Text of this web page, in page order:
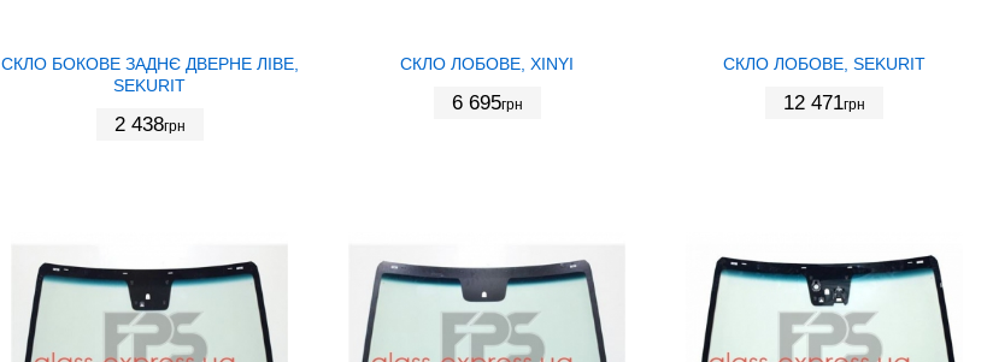
СКЛО БОКОВЕ ЗАДНЄ ДВЕРНЕ ЛІВЕ,
SEKURIT
2 438грн
СКЛО ЛОБОВЕ, XINYI
6 695грн
СКЛО ЛОБОВЕ, SEKURIT
12 471грн